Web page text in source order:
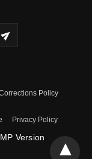
Policy
Privacy Policy
Version